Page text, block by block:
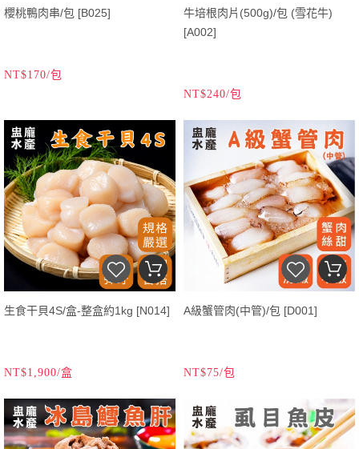
櫻桃鴨肉串/包 [B025]
NT$170/包
牛培根肉片(500g)/包 (雪花牛)
[A002]
NT$240/包
生食干貝4S/盒-整盒約1kg [N014]
NT$1,900/盒
A級蟹管肉(中管)/包 [D001]
NT$75/包